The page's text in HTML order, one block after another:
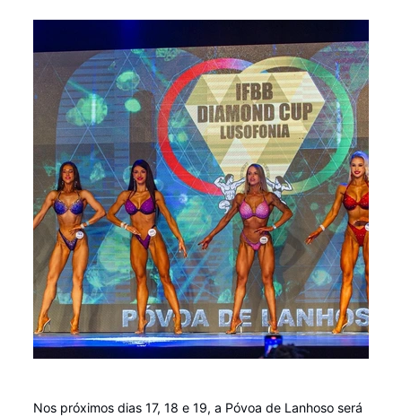
Nos próximos dias 17, 18 e 19, a Póvoa de Lanhoso será